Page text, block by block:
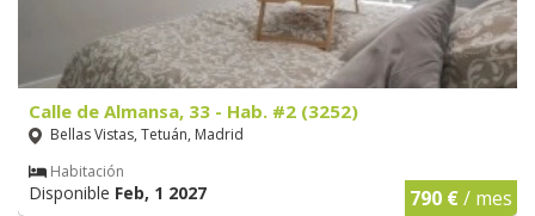
Calle de Almansa, 33 - Hab. #2 (3252)
Bellas Vistas, Tetuán, Madrid
Habitación
Disponible Feb, 1 2027 790 €/ mes